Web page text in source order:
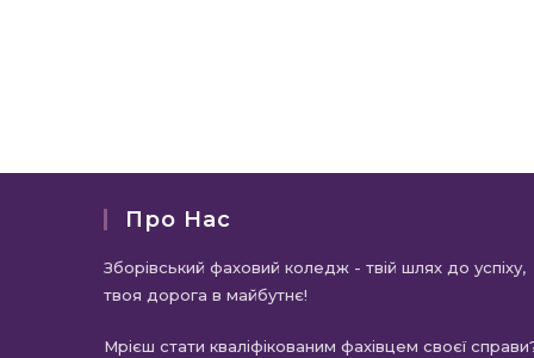
Про Нас
Зборівський фаховий коледж - твій шлях до успіху,
твоя дорога в майбутнє!
Мрієш стати кваліфікованим фахівцем своєї